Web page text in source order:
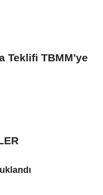
Teklifi TBMM'ye